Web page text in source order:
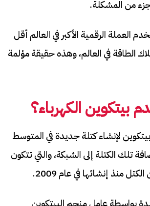
من المشكلة.
العملة الرقمية الأكبر في العالم أقل
الطاقة في العالم، وهذه حقيقة مؤلمة
بيتكوين الكهرباء؟
لإنشاء كتلة جديدة في المتوسط
تلك الكتلة إلى الشبكة، والتي تتكون
منذ إنشائها في عام 2009.
بواسطة عامل منجم البيتكوين